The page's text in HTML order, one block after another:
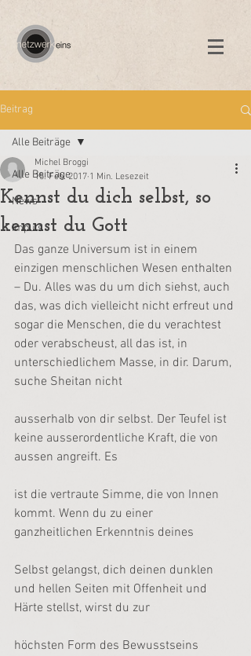
Beitrag
Alle Beiträge
News
Impuls
Alle Beiträge
Kennst du dich selbst, so
kennst du Gott
Michel Broggi
15. Feb. 2017 1 Min. Lesezeit
Das ganze Universum ist in einem
einzigen menschlichen Wesen enthalten
– Du. Alles was du um dich siehst, auch
das, was dich vielleicht nicht erfreut und
sogar die Menschen, die du verachtest
oder verabscheust, all das ist, in
unterschiedlichem Masse, in dir. Darum,
suche Sheitan nicht
ausserhalb von dir selbst. Der Teufel ist
keine ausserordentliche Kraft, die von
aussen angreift. Es
ist die vertraute Simme, die von Innen
kommt. Wenn du zu einer
ganzheitlichen Erkenntnis deines
Selbst gelangst, dich deinen dunklen
und hellen Seiten mit Offenheit und
Härte stellst, wirst du zur
höchsten Form des Bewusstseins